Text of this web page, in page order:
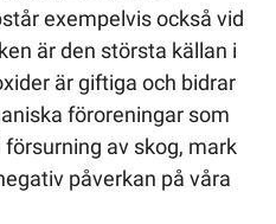
exempelvis också vid
är den största källan i
är giftiga och bidrar
föroreningar som
av skog, mark
påverkan på våra